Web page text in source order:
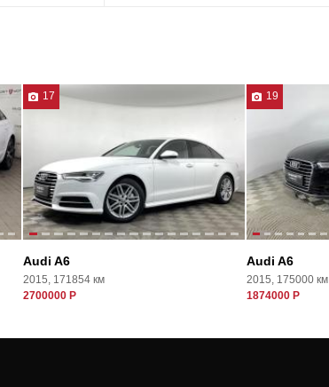
17
Audi A6
2015, 171854 км
2700000 Р
19
Audi A6
2015, 175000 км
1874000 Р